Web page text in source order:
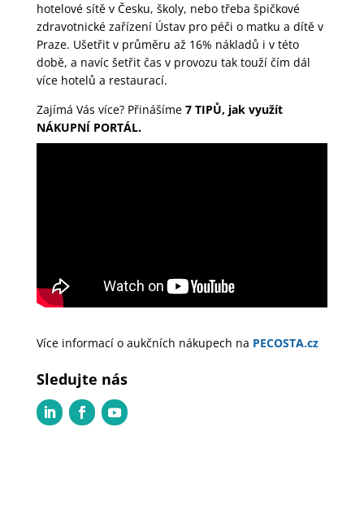
hotelové sítě v Česku, školy, nebo třeba špičkové
zdravotnické zařízení Ústav pro péči o matku a dítě v
Praze. Ušetřit v průměru až 16% nákladů i v této
době, a navíc šetřit čas v provozu tak touží čím dál
více hotelů a restaurací.
Zajímá Vás více? Přinášíme 7 TIPŮ, jak využít
NÁKUPNÍ PORTÁL.
Více informací o aukčních nákupech na PECOSTA.cz
Sledujte nás